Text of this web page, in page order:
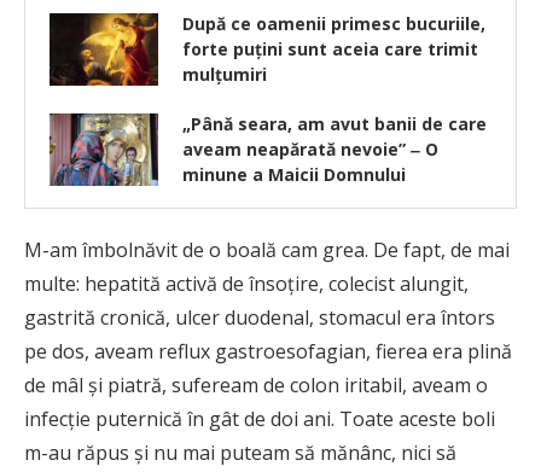
După ce oamenii primesc bucuriile,
forte puțini sunt aceia care trimit
mulțumiri
„Până seara, am avut banii de care
aveam neapărată nevoie” ‒ O
minune a Maicii Domnului
M-am îmbolnăvit de o boală cam grea. De fapt, de mai
multe: hepatită activă de însoţire, colecist alungit,
gastrită cronică, ulcer duodenal, stomacul era întors
pe dos, aveam reflux gastroesofagian, fierea era plină
de mâl şi piatră, sufeream de colon iritabil, aveam o
infecţie puternică în gât de doi ani. Toate aceste boli
m-au răpus şi nu mai puteam să mănânc, nici să